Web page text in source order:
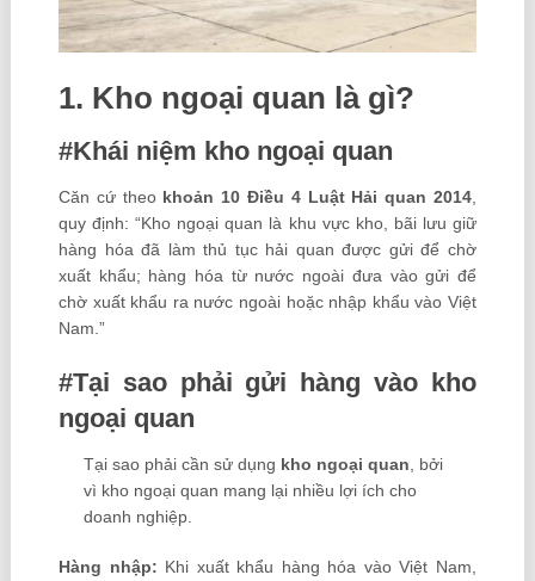
1. Kho ngoại quan là gì?
#Khái niệm kho ngoại quan
Căn cứ theo khoản 10 Điều 4 Luật Hải quan 2014
quy định: “Kho ngoại quan là khu vực kho, bãi lưu giữ
hàng hóa đã làm thủ tục hải quan được gửi để chờ
xuất khẩu; hàng hóa từ nước ngoài đưa vào gửi để
chờ xuất khẩu ra nước ngoài hoặc nhập khẩu vào Việt
Nam.”
#Tại sao phải gửi hàng vào kho
ngoại quan
Tại sao phải cần sử dụng kho ngoại quan , bởi
vì kho ngoại quan mang lại nhiều lợi ích cho
doanh nghiệp.
Hàng nhập: Khi xuất khẩu hàng hóa vào Việt Nam,